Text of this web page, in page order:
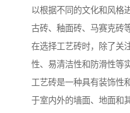
以根据不同的文化和风格
古砖、釉面砖、马赛克砖等
在选择工艺砖时，除了关
性、易清洁性和防滑性等
工艺砖是一种具有装饰性
于室内外的墙面、地面和